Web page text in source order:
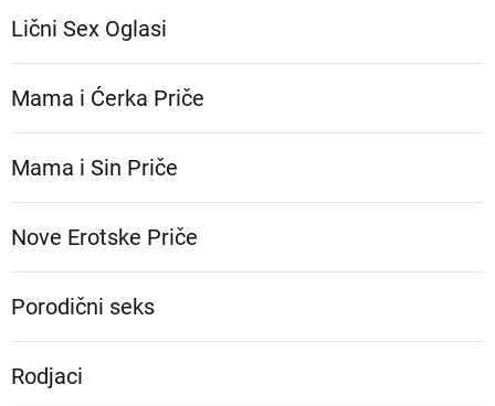
Lični Sex Oglasi
Mama i Ćerka Priče
Mama i Sin Priče
Nove Erotske Priče
Porodični seks
Rodjaci